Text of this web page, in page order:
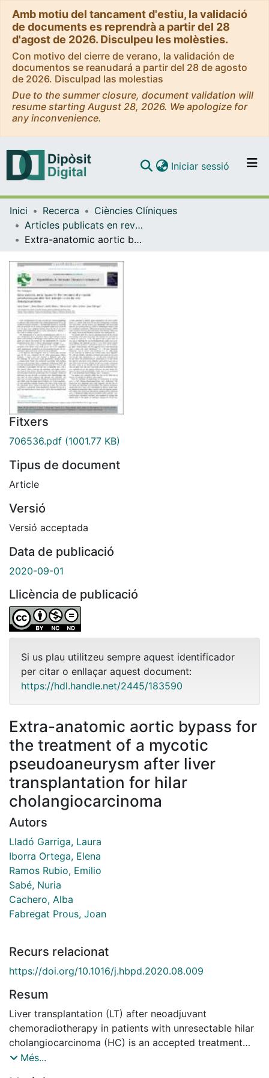
Amb motiu del tancament d'estiu, la validació
de documents es reprendrà a partir del 28
d'agost de 2026. Disculpeu les molèsties.
Con motivo del cierre de verano, la validación de
documentos se reanudará a partir del 28 de agosto
de 2026. Disculpad las molestias
Due to the summer closure, document validation will
resume starting August 28, 2026. We apologize for
any inconvenience.
Navega per tot el DD
Com publicar
Iniciar sessió (current)
Inici Recerca
Ciències Clíniques
Articles publicats en revistes (Ciències Clíniques)
Extra-anatomic aortic bypass for the treatment of a mycotic pseudoaneurysm after liver transplantation for hilar cholangiocarcinoma
Fitxers
706536.pdf (1001.77 KB)
Tipus de document
Article
Versió
Versió acceptada
Data de publicació
2020-09-01
Llicència de publicació
Si us plau utilitzeu sempre aquest identificador
per citar o enllaçar aquest document:
https://hdl.handle.net/2445/183590
Extra-anatomic aortic bypass for
the treatment of a mycotic
pseudoaneurysm after liver
transplantation for hilar
cholangiocarcinoma
Autors
Lladó Garriga, Laura
Iborra Ortega, Elena
Ramos Rubio, Emilio
Sabé, Nuria
Cachero, Alba
Fabregat Prous, Joan
Recurs relacionat
https://doi.org/10.1016/j.hbpd.2020.08.009
Resum
Liver transplantation (LT) after neoadjuvant
chemoradiotherapy in patients with unresectable hilar
cholangiocarcinoma (HC) is an accepted treatment
strategy [1]. Neoadjuvant therapy is associated with
Més...